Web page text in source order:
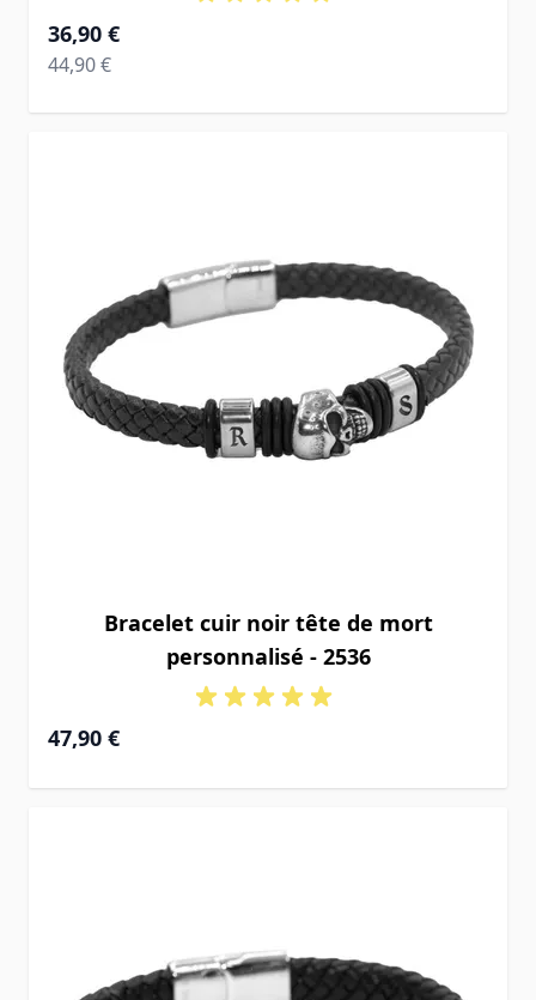
À partir de
36,90 €
Prix normal
44,90 €
Bracelet cuir noir tête de mort
personnalisé - 2536
47,90 €